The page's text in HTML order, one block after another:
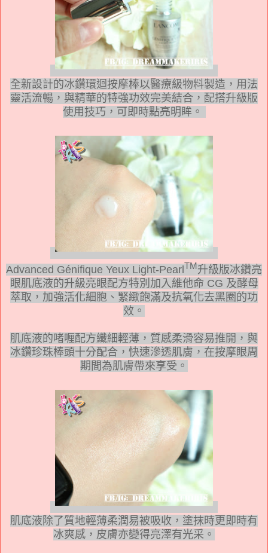
全新設計的冰鑽環迴按摩棒以醫療級物料製造，用法
靈活流暢，與精華的特強功效完美結合，配搭升級版
使用技巧，可即時點亮明眸。
Advanced Génifique Yeux Light-PearlTM升級版冰鑽亮
眼肌底液的升級亮眼配方特別加入維他命 CG 及酵母
萃取，加強活化細胞、緊緻飽滿及抗氧化去黑圈的功
效。
肌底液的啫喱配方纖細輕薄，質感柔滑容易推開，與
冰鑽珍珠棒頭十分配合，快速滲透肌膚，在按摩眼周
期間為肌膚帶來享受。
肌底液除了質地輕薄柔潤易被吸收，塗抹時更即時有
冰爽感，皮膚亦變得亮澤有光采。